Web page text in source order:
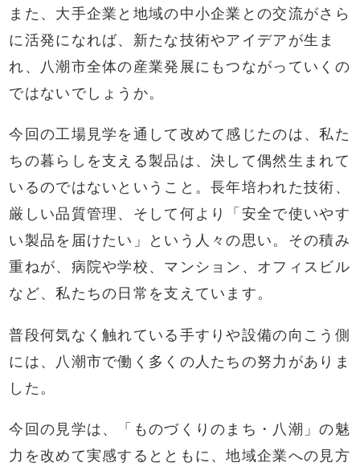
また、大手企業と地域の中小企業との交流がさら
に活発になれば、新たな技術やアイデアが生ま
れ、八潮市全体の産業発展にもつながっていくの
ではないでしょうか。
今回の工場見学を通して改めて感じたのは、私た
ちの暮らしを支える製品は、決して偶然生まれて
いるのではないということ。長年培われた技術、
厳しい品質管理、そして何より「安全で使いやす
い製品を届けたい」という人々の思い。その積み
重ねが、病院や学校、マンション、オフィスビル
など、私たちの日常を支えています。
普段何気なく触れている手すりや設備の向こう側
には、八潮市で働く多くの人たちの努力がありま
した。
今回の見学は、「ものづくりのまち・八潮」の魅
力を改めて実感するとともに、地域企業への見方